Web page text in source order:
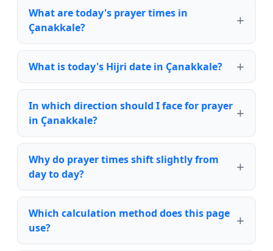
What are today's prayer times in
Çanakkale?
What is today's Hijri date in Çanakkale?
In which direction should I face for prayer
in Çanakkale?
Why do prayer times shift slightly from
day to day?
Which calculation method does this page
use?